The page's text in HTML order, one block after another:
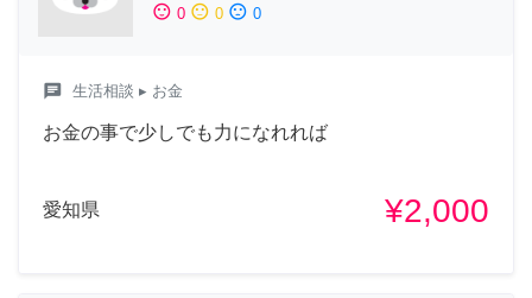
sentiment_satisfied 0 sentiment_neutral 0 sentiment_dissatisfied 0
chat 生活相談 ▸ お金
お金の事で少しでも力になれれば
愛知県 ¥2,000